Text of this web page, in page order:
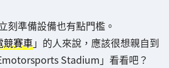
刻準備設備也有點門檻。
競賽車」的人來說，應該很想親自到
Emotorsports Stadium」看看吧？